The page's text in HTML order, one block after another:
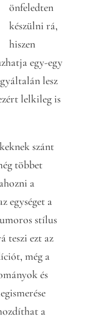
önfeledten
készülni rá,
hiszen
egy-egy
lesz
lelkileg is
szánt
többet
a
egységet a
stílus
teszi ezt az
még a
és
a